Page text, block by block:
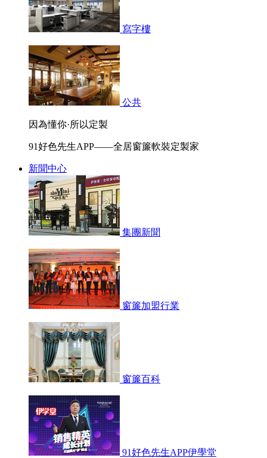
寫字樓
公共
因為懂你·所以定製
91好色先生APP——全居窗簾軟裝定製家
新聞中心
集團新聞
窗簾加盟行業
窗簾百科
91好色先生APP伊學堂